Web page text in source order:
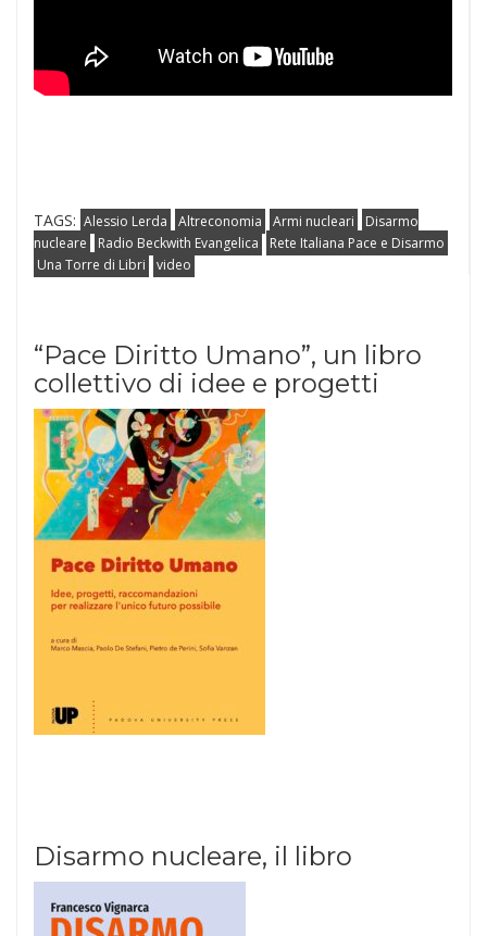
TAGS: Alessio Lerda Altreconomia Armi nucleari
Disarmo
nucleare
Radio Beckwith Evangelica
Rete Italiana Pace e Disarmo
Una Torre di Libri
video
“Pace Diritto Umano”, un libro
collettivo di idee e progetti
Disarmo nucleare, il libro